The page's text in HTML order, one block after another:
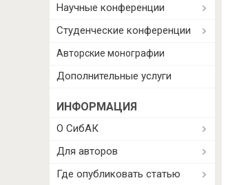
Научные конференции
Студенческие конференции
Авторские монографии
Дополнительные услуги
ИНФОРМАЦИЯ
О СибАК
Для авторов
Где опубликовать статью